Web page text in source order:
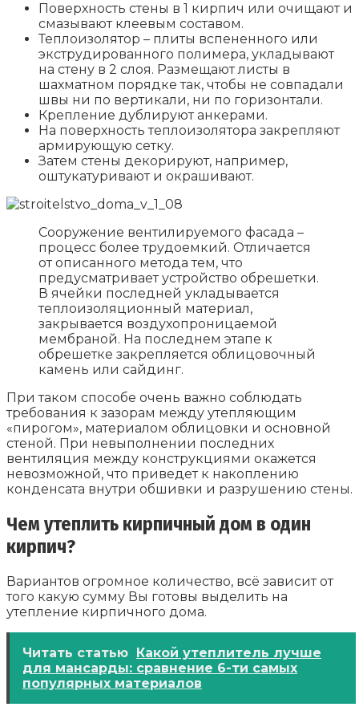
Поверхность стены в 1 кирпич или очищают и
смазывают клеевым составом.
Теплоизолятор – плиты вспененного или
экструдированного полимера, укладывают
на стену в 2 слоя. Размещают листы в
шахматном порядке так, чтобы не совпадали
швы ни по вертикали, ни по горизонтали.
Крепление дублируют анкерами.
На поверхность теплоизолятора закрепляют
армирующую сетку.
Затем стены декорируют, например,
оштукатуривают и окрашивают.
Сооружение вентилируемого фасада –
процесс более трудоемкий. Отличается
от описанного метода тем, что
предусматривает устройство обрешетки.
В ячейки последней укладывается
теплоизоляционный материал,
закрывается воздухопроницаемой
мембраной. На последнем этапе к
обрешетке закрепляется облицовочный
камень или сайдинг.
При таком способе очень важно соблюдать
требования к зазорам между утепляющим
«пирогом», материалом облицовки и основной
стеной. При невыполнении последних
вентиляция между конструкциями окажется
невозможной, что приведет к накоплению
конденсата внутри обшивки и разрушению стены.
Чем утеплить кирпичный дом в один
кирпич?
Вариантов огромное количество, всё зависит от
того какую сумму Вы готовы выделить на
утепление кирпичного дома.
Читать статью Какой утеплитель лучше
для мансарды: сравнение 6-ти самых
популярных материалов